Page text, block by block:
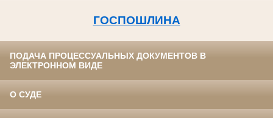
ГОСПОШЛИНА
ПОДАЧА ПРОЦЕССУАЛЬНЫХ ДОКУМЕНТОВ В
ЭЛЕКТРОННОМ ВИДЕ
О СУДЕ